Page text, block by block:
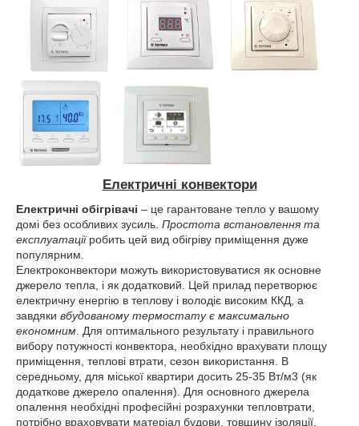
Електричні конвектори
Електричні обігрівачі – це гарантоване тепло у вашому
домі без особливих зусиль. Простота встановлення та
експлуатаціїробить цей вид обігріву приміщення дуже
популярним.
Електроконвектори можуть використовуватися як основне
джерело тепла, і як додатковий. Цей прилад перетворює
електричну енергію в теплову і володіє високим ККД, а
завдяки вбудованому термостату є максимально
економним . Для оптимального результату і правильного
вибору потужності конвектора, необхідно врахувати площу
приміщення, теплові втрати, сезон використання. В
середньому, для міської квартири досить 25-35 Вт/м3 (як
додаткове джерело опалення). Для основного джерела
опалення необхідні професійні розрахунки тепловтрати,
потрібно враховувати матеріал будови, товщину ізоляції.